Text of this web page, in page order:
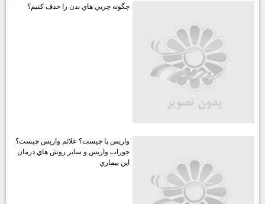
پربازديدترين مطالب